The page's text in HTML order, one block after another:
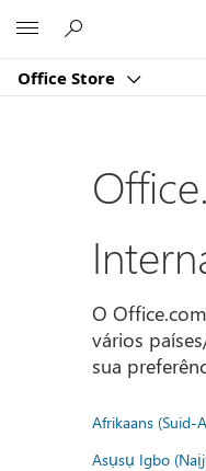
Office Store
O
vários
sua
Afrikaans (Suid-
Asụsụ Igbo